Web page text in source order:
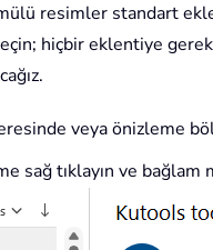
resimler standart
hiçbir eklentiye
veya önizleme
sağ tıklayın ve bağlam